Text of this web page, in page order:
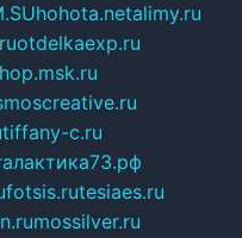
hohota.netalimy.ru
otdelkaexp.ru
tiffany-c.ru
fotsis.rutesiaes.ru
mossilver.ru